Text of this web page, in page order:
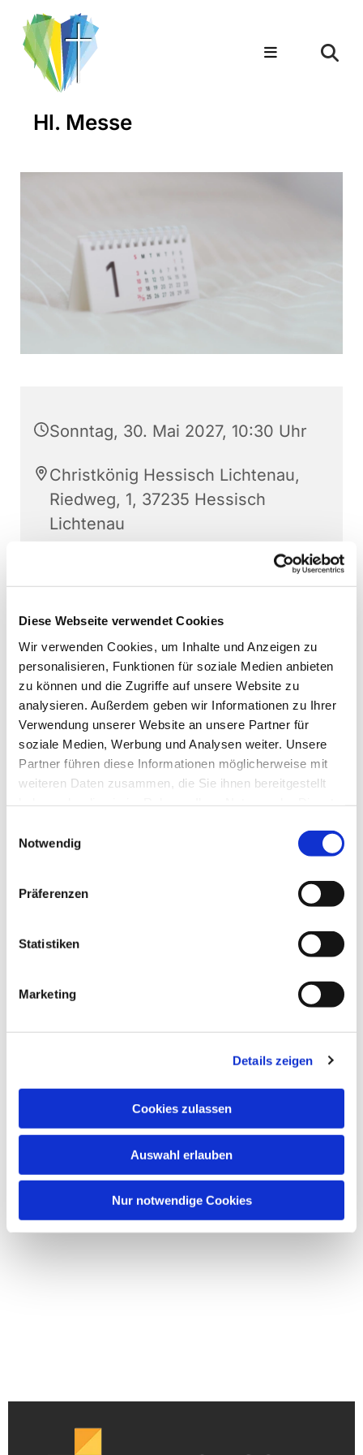
Diese Webseite verwendet Cookies
Wir verwenden Cookies, um Inhalte und Anzeigen zu
personalisieren, Funktionen für soziale Medien anbieten
zu können und die Zugriffe auf unsere Website zu
analysieren. Außerdem geben wir Informationen zu Ihrer
Verwendung unserer Website an unsere Partner für
soziale Medien, Werbung und Analysen weiter. Unsere
Partner führen diese Informationen möglicherweise mit
weiteren Daten zusammen, die Sie ihnen bereitgestellt
Notwendig
Präferenzen
Statistiken
Marketing
Details zeigen
Cookies zulassen
Auswahl erlauben
Nur notwendige Cookies
Hl. Messe
Sonntag, 30. Mai 2027, 10:30 Uhr
Christkönig Hessisch Lichtenau,
Riedweg, 1, 37235 Hessisch
Lichtenau
Dies könnte Sie auch